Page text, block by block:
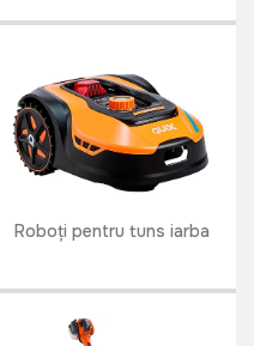
Roboți pentru tuns iarba